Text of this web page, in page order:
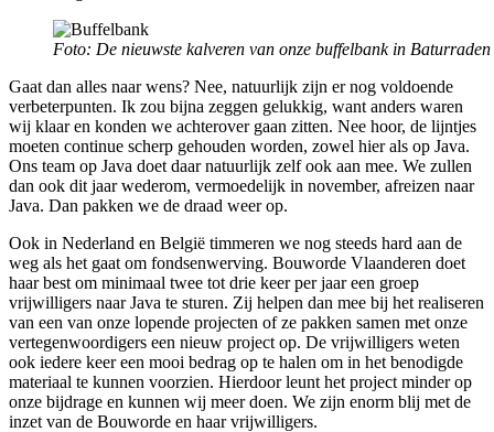
Foto: De nieuwste kalveren van onze buffelbank in Baturraden
Gaat dan alles naar wens? Nee, natuurlijk zijn er nog voldoende
verbeterpunten. Ik zou bijna zeggen gelukkig, want anders waren
wij klaar en konden we achterover gaan zitten. Nee hoor, de lijntjes
moeten continue scherp gehouden worden, zowel hier als op Java.
Ons team op Java doet daarnatuurlijk zelf ook aan mee. We zullen
dan ook dit jaarwederom, vermoedelijk in november, afreizen naar
Java. Dan pakken we de draad weer op.
Ook in Nederland en België timmeren we nog steeds hard aan de
weg als het gaat om fondsenwerving. Bouworde Vlaanderen doet
haar best om minimaal twee tot drie keer per jaar een groep
vrijwilligers naar Java te sturen. Zij helpen dan mee bij het realiseren
van een van onze lopende projecten of ze pakken samen met onze
vertegenwoordigers een nieuw project op. De vrijwilligers weten
ook iedere keer een mooi bedrag op te halen om in het benodigde
materiaal te kunnen voorzien. Hierdoorleunt het project minder op
onze bijdrage en kunnen wij meer doen. We zijn enorm blij met de
inzet van de Bouworde en haar vrijwilligers.